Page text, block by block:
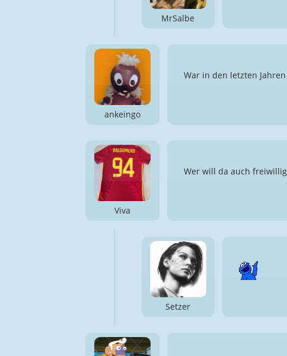
MrSalbe
ankeingo
War in den letzten
Viva
Wer will da auch freiwillig
Setzer